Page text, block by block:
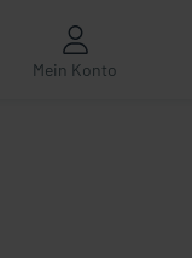
Mein Konto